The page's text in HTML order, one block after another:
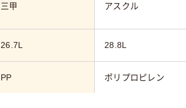
三甲 アスクル
26.7L 28.8L
PP ポリプロピレン